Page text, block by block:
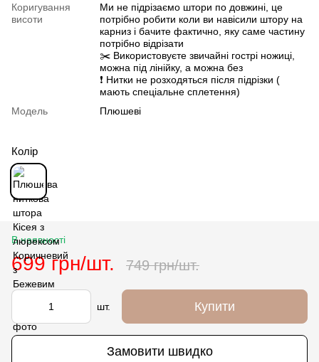
Коригування
висоти
Ми не підрізаємо штори по довжині, це
потрібно робити коли ви навісили штору на
карниз і бачите фактично, яку саме частину
потрібно відрізати
✂️ Використовуєте звичайні гострі ножиці,
можна під лінійку, а можна без
❗️ Нитки не розходяться після підрізки (
мають спеціальне сплетення)
Модель
Плюшеві
Колір
В наявності
699 грн/шт. 749 грн/шт.
шт. Купити
Замовити швидко